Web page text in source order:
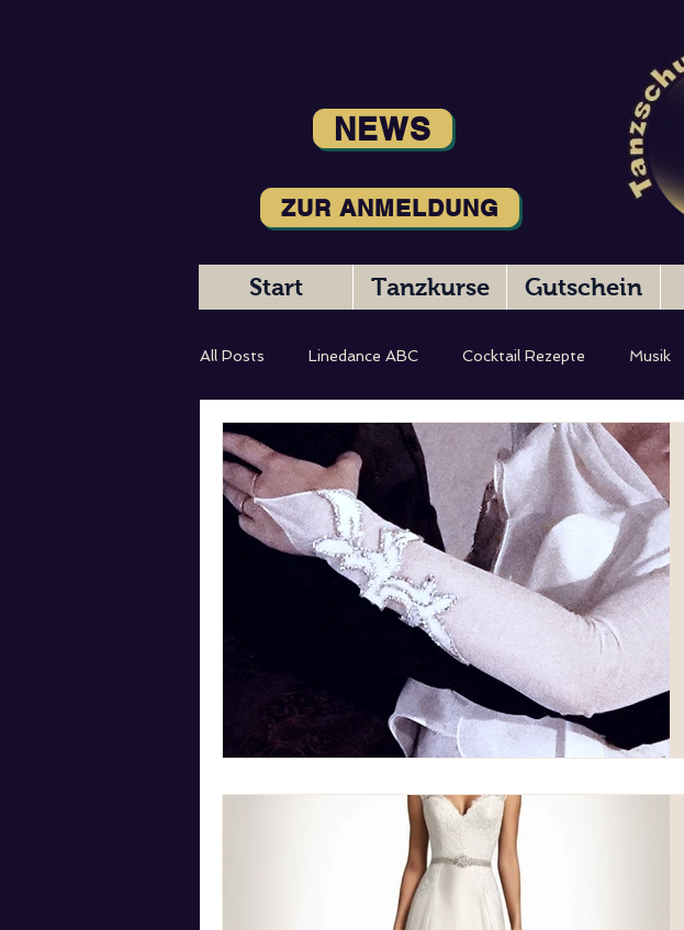
NEWS
ZUR ANMELDUNG
All Posts Linedance ABC Cocktail Rezepte Musik
Magic Moments Tanzbeschreibung Hochzeitstanz
Start Tanzkurse Gutschein